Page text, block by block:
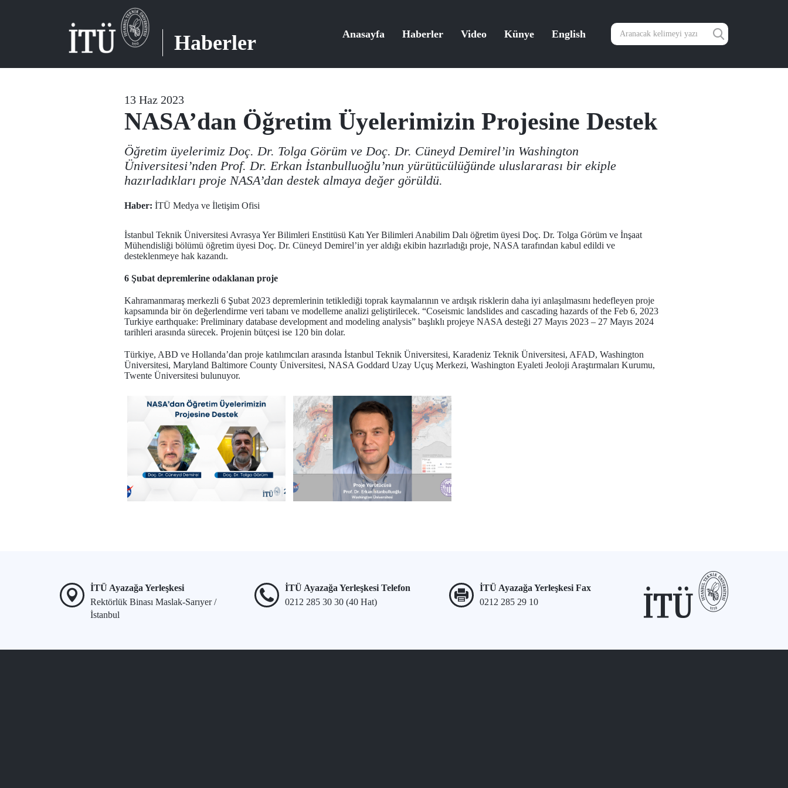
Haberler Anasayfa Haberler Video Künye English
13 Haz 2023
NASA’dan Öğretim Üyelerimizin Projesine Destek
Öğretim üyelerimiz Doç. Dr. Tolga Görüm ve Doç. Dr. Cüneyd Demirel’in Washington
Üniversitesi’nden Prof. Dr. Erkan İstanbulluoğlu’nun yürütücülüğünde uluslararası bir ekiple
hazırladıkları proje NASA’dan destek almaya değer görüldü.
Haber: İTÜ Medya ve İletişim Ofisi
İstanbul Teknik Üniversitesi Avrasya Yer Bilimleri Enstitüsü Katı Yer Bilimleri Anabilim Dalı öğretim üyesi Doç. Dr. Tolga Görüm ve İnşaat
Mühendisliği bölümü öğretim üyesi Doç. Dr. Cüneyd Demirel’in yer aldığı ekibin hazırladığı proje, NASA tarafından kabul edildi ve
desteklenmeye hak kazandı.
6 Şubat depremlerine odaklanan proje
Kahramanmaraş merkezli 6 Şubat 2023 depremlerinin tetiklediği toprak kaymalarının ve ardışık risklerin daha iyi anlaşılmasını hedefleyen proje
kapsamında bir ön değerlendirme veri tabanı ve modelleme analizi geliştirilecek. “Coseismic landslides and cascading hazards of the Feb 6, 2023
Turkiye earthquake: Preliminary database development and modeling analysis” başlıklı projeye NASA desteği 27 Mayıs 2023 – 27 Mayıs 2024
tarihleri arasında sürecek. Projenin bütçesi ise 120 bin dolar.
Türkiye, ABD ve Hollanda’dan proje katılımcıları arasında İstanbul Teknik Üniversitesi, Karadeniz Teknik Üniversitesi, AFAD, Washington
Üniversitesi, Maryland Baltimore County Üniversitesi, NASA Goddard Uzay Uçuş Merkezi, Washington Eyaleti Jeoloji Araştırmaları Kurumu,
Twente Üniversitesi bulunuyor.
İTÜ Ayazağa Yerleşkesi
Rektörlük Binası Maslak-Sarıyer /
İstanbul
İTÜ Ayazağa Yerleşkesi Telefon
0212 285 30 30 (40 Hat)
İTÜ Ayazağa Yerleşkesi Fax
0212 285 29 10